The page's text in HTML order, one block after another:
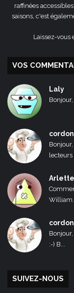
raffinées
saisons, c'est
Laissez-vous
VOS
Laly
lecteurs
:-) B...
SUIVEZ-NOUS